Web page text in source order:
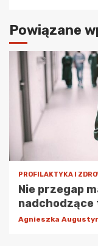
Powiązane
PROFILAKTYKA I
Nie przegap
Agnieszka